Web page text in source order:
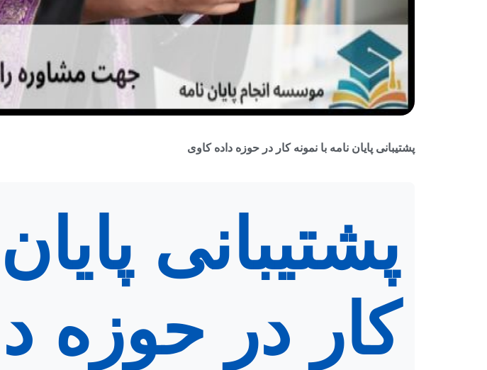
پشتیبانی پایان نامه با نمونه کار در حوزه داده کاوی
پشتیبانی
کار در حوزه